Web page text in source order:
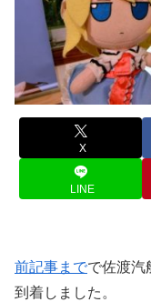
X
LINE
前記事までで佐渡汽
到着しました。